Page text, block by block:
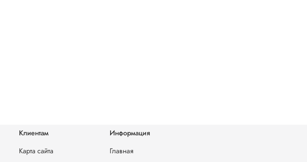
Клиентам
Карта сайта
Информация
Главная